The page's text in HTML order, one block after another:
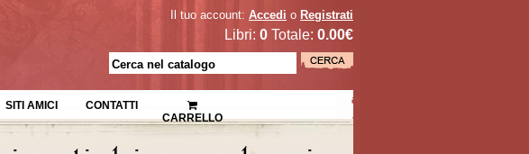
Il tuo account: Accedi o Registrati
Libri: 0 Totale: 0.00€
SITI AMICI
CONTATTI
CARRELLO